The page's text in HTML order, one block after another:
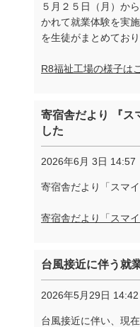
５月２５日（月）か
かれて就業体験を実
を生徒がまとめてお
R8福祉工場の様子は
寄宿舎だより 『ス
した
2026年6月 3日 14:57
寄宿舎だより「スマ
寄宿舎だより「スマイ
台風接近に伴う就
2026年5月29日 14:42
台風接近に伴い、現